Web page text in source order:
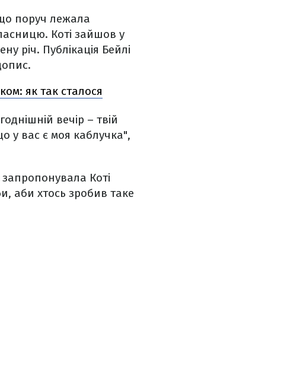
поруч лежала
Коті зайшов у
річ. Публікація Бейлі
як так сталося
вечір – твій
у вас є моя каблучка",
Коті
аби хтось зробив таке